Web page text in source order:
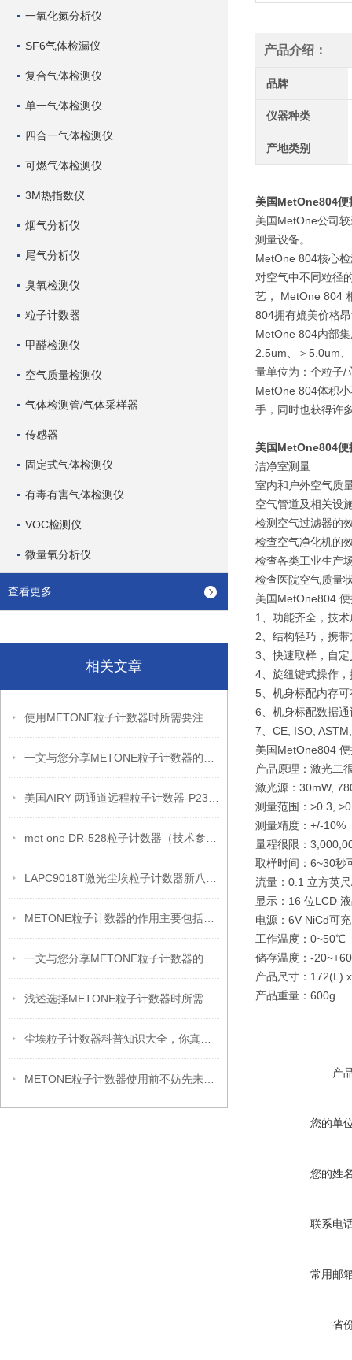
一氧化氮分析仪
SF6气体检漏仪
复合气体检测仪
单一气体检测仪
四合一气体检测仪
可燃气体检测仪
3M热指数仪
烟气分析仪
尾气分析仪
臭氧检测仪
粒子计数器
甲醛检测仪
空气质量检测仪
气体检测管/气体采样器
传感器
固定式气体检测仪
有毒有害气体检测仪
VOC检测仪
微量氧分析仪
查看更多
相关文章
产品介绍：
品牌
仪器种类
产地类别
美国MetOne804便
美国MetOne公司
测量设备。
MetOne 804核心
对空气中不同粒径
艺， MetOne 804
804拥有媲美价格
MetOne 804内部
2.5um、＞5.0um
量单位为：个粒子/
MetOne 804体积
手，同时也获得许
美国MetOne804便
洁净室测量
室内和户外空气质
空气管道及相关设
检测空气过滤器的
检查空气净化机的
检查各类工业生产
检查医院空气质量
美国MetOne804
1、功能齐全，技
2、结构轻巧，携
3、快速取样，自
4、旋纽键式操作
5、机身标配内存
6、机身标配数据
7、CE, ISO,
美国MetOne804
产品原理：激光二
激光源：30mW,
测量范围：>0.3,
测量精度：+/-10%
量程很限：
取样时间：6~30秒
流量：0.1 立方英
显示：16 位LCD
电源：6V NiCd可
工作温度：0~50℃
储存温度：-
产品尺寸：172(L)
产品重量：600g
产
您的单
您的姓
联系电
常用邮
省